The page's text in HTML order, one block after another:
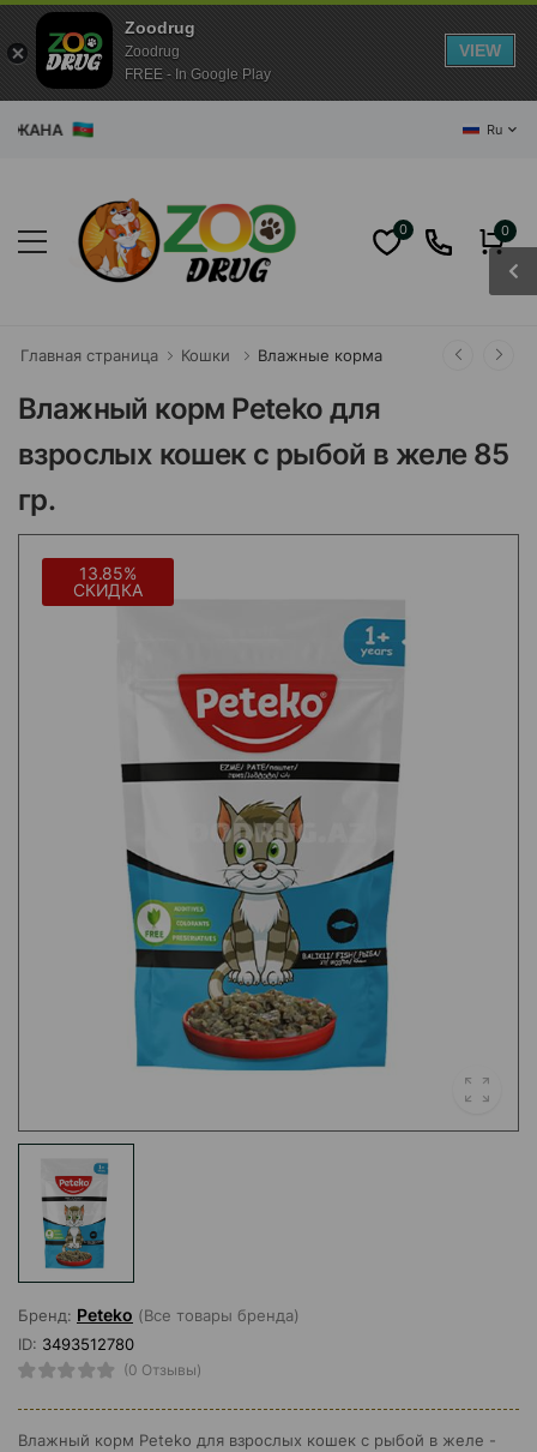
Ru
0 0
Главная страница Кошки Влажные корма
Влажный корм Peteko для
взрослых кошек с рыбой в желе 85
гр.
13.85%
СКИДКА
Бренд: Peteko (Все товары бренда)
ID: 3493512780
(0 Отзывы)
Влажный корм Peteko для взрослых кошек с рыбой в желе -
Zoodrug
Zoodrug
FREE - In Google Play
VIEW